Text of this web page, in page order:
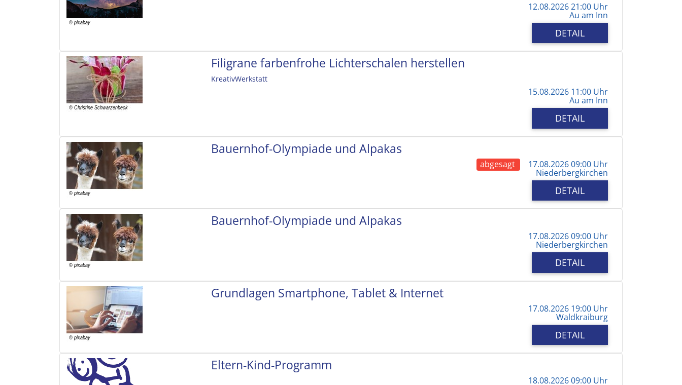
12.08.2026 21:00 Uhr
Au am Inn
DETAIL
Filigrane farbenfrohe Lichterschalen herstellen
KreativWerkstatt
15.08.2026 11:00 Uhr
Au am Inn
DETAIL
Bauernhof-Olympiade und Alpakas
abgesagt 17.08.2026 09:00 Uhr
Niederbergkirchen
DETAIL
Bauernhof-Olympiade und Alpakas
17.08.2026 09:00 Uhr
Niederbergkirchen
DETAIL
Grundlagen Smartphone, Tablet & Internet
17.08.2026 19:00 Uhr
Waldkraiburg
DETAIL
Eltern-Kind-Programm
18.08.2026 09:00 Uhr